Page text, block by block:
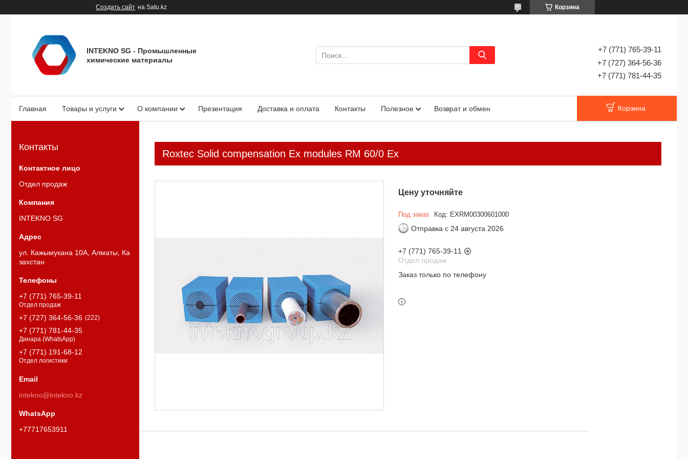
Создать сайт на Satu.kz Корзина
INTEKNO SG - Промышленные
химические материалы
+7 (771) 765-39-11
+7 (727) 364-56-36
+7 (771) 781-44-35
Главная Товары и услуги О компании Презентация Доставка и оплата Контакты Полезное Возврат и обмен Корзина
Roxtec Solid compensation Ex modules RM 60/0 Ex
Цену уточняйте
Под заказ Код: EXRM00300601000
Отправка с 24 августа 2026
+7 (771) 765-39-11
Отдел продаж
Заказ только по телефону
Контакты
Отдел продаж
INTEKNO SG
ул. Кажымукана 10А, Алматы, Ка
захстан
+7 (771) 765-39-11
Отдел продаж
+7 (727) 364-56-36 222
+7 (771) 781-44-35
Динара (WhatsApp)
+7 (771) 191-68-12
Отдел логистики
intekno@intekno.kz
+77717653911